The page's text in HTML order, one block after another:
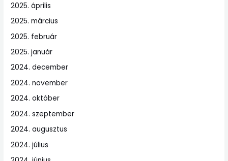
2025. április
2025. március
2025. február
2025. január
2024. december
2024. november
2024. október
2024. szeptember
2024. augusztus
2024. július